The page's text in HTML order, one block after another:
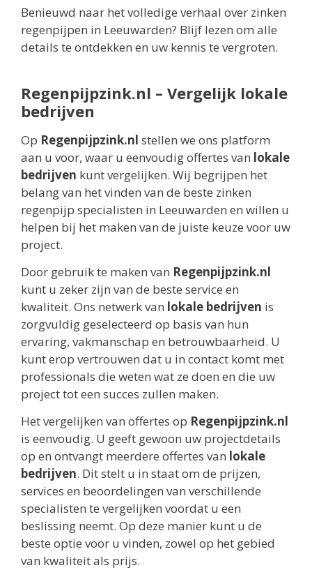
Benieuwd naar het volledige verhaal over zinken
regenpijpen in Leeuwarden? Blijf lezen om alle
details te ontdekken en uw kennis te vergroten.
Regenpijpzink.nl – Vergelijk lokale
bedrijven
Op Regenpijpzink.nl stellen we ons platform
aan u voor, waar u eenvoudig offertes van lokale
bedrijven kunt vergelijken. Wij begrijpen het
belang van het vinden van de beste zinken
regenpijp specialisten in Leeuwarden en willen u
helpen bij het maken van de juiste keuze voor uw
project.
Door gebruik te maken van Regenpijpzink.nl
kunt u zeker zijn van de beste service en
kwaliteit. Ons netwerk van lokale bedrijven is
zorgvuldig geselecteerd op basis van hun
ervaring, vakmanschap en betrouwbaarheid. U
kunt erop vertrouwen dat u in contact komt met
professionals die weten wat ze doen en die uw
project tot een succes zullen maken.
Het vergelijken van offertes op Regenpijpzink.nl
is eenvoudig. U geeft gewoon uw projectdetails
op en ontvangt meerdere offertes van lokale
bedrijven. Dit stelt u in staat om de prijzen,
services en beoordelingen van verschillende
specialisten te vergelijken voordat u een
beslissing neemt. Op deze manier kunt u de
beste optie voor u vinden, zowel op het gebied
van kwaliteit als prijs.